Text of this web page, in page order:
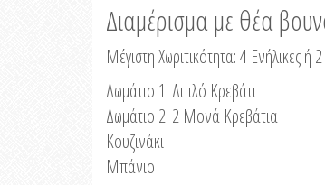
Διαμέρισμα με θέα
Μέγιστη Χωριτικότητα: 4 Ενήλικες ή
Δωμάτιο 1: Διπλό Κρεβάτι
Δωμάτιο 2: 2 Μονά Κρεβάτια
Κουζινάκι
Μπάνιο